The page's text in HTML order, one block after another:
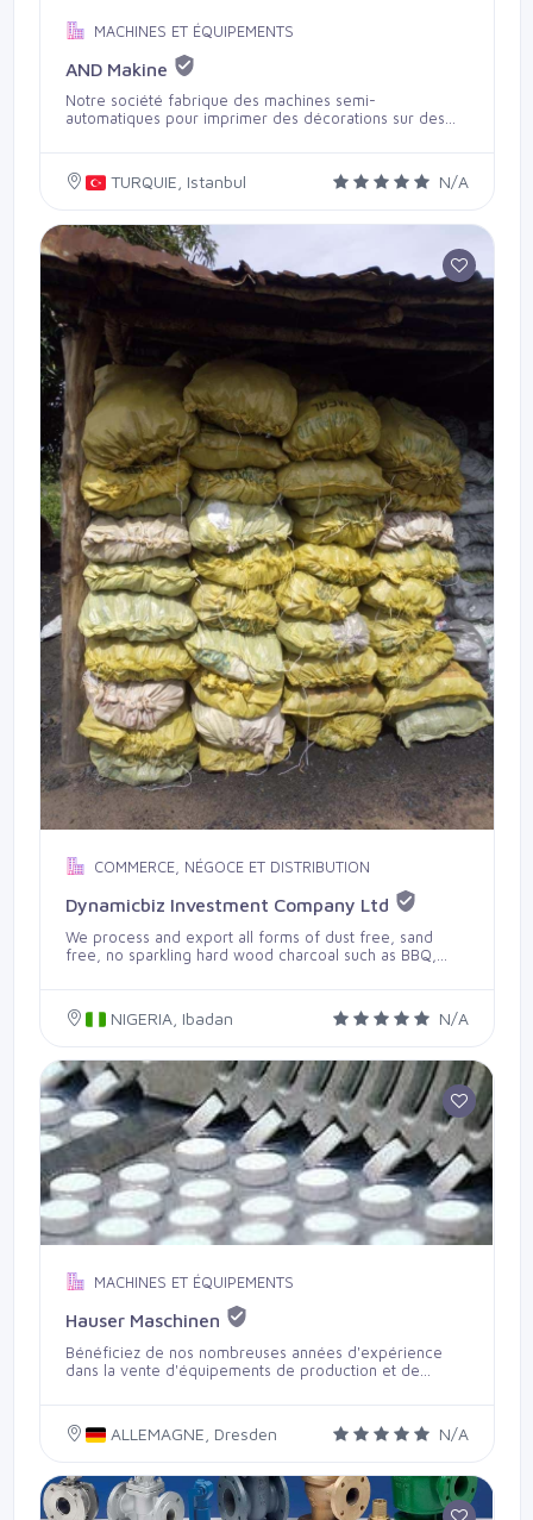
MACHINES ET ÉQUIPEMENTS
AND Makine
Notre société fabrique des machines semi-
automatiques pour imprimer des décorations sur des
immeubles. La décoration s'effectue par un système de
pression exercée sur la plaque de polystyrène. Grâce à
est possible d'effectuer différents styles de décoration.
TURQUIE, Istanbul N/A
COMMERCE, NÉGOCE ET DISTRIBUTION
Dynamicbiz Investment Company Ltd
We process and export all forms of dust free, sand
free, no sparkling hard wood charcoal such as BBQ,
look forward to have a good deal with our clients
because their satisfaction is our priority.
NIGERIA, Ibadan N/A
MACHINES ET ÉQUIPEMENTS
Hauser Maschinen
Bénéficiez de nos nombreuses années d'expérience
dans la vente d'équipements de production et de
de la confiserie. Notre parfaite connaissance des
marchés et des machines, ainsi que nos nombreux
permettent de vous proposer les équipements et
installations que vous recherchez dans les meilleurs
délais et à des conditions très avantageuses.
ALLEMAGNE, Dresden N/A